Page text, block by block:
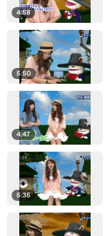
4:58
5:50
4:47
5:35